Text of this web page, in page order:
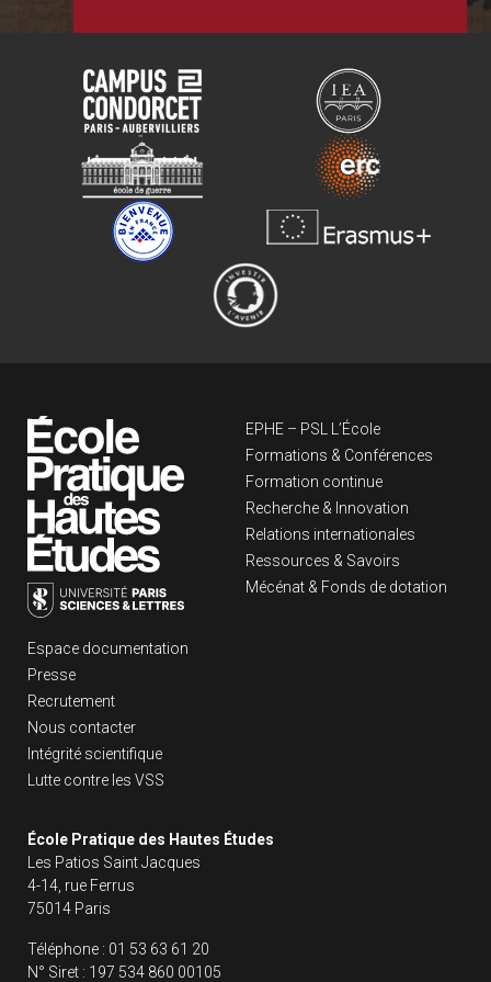
Navigation
EPHE – PSL L’École
Formations & Conférences
Formation continue
Recherche & Innovation
Relations internationales
Ressources & Savoirs
Mécénat & Fonds de dotation
Liens footer
Espace documentation
Presse
Recrutement
Nous contacter
Intégrité scientifique
Lutte contre les VSS
École Pratique des Hautes Études
Les Patios Saint Jacques
4-14, rue Ferrus
75014 Paris
Téléphone : 01 53 63 61 20
N° Siret : 197 534 860 00105